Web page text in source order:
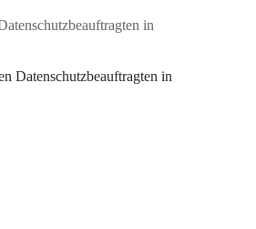
in
Datenschutzbeauftragten in